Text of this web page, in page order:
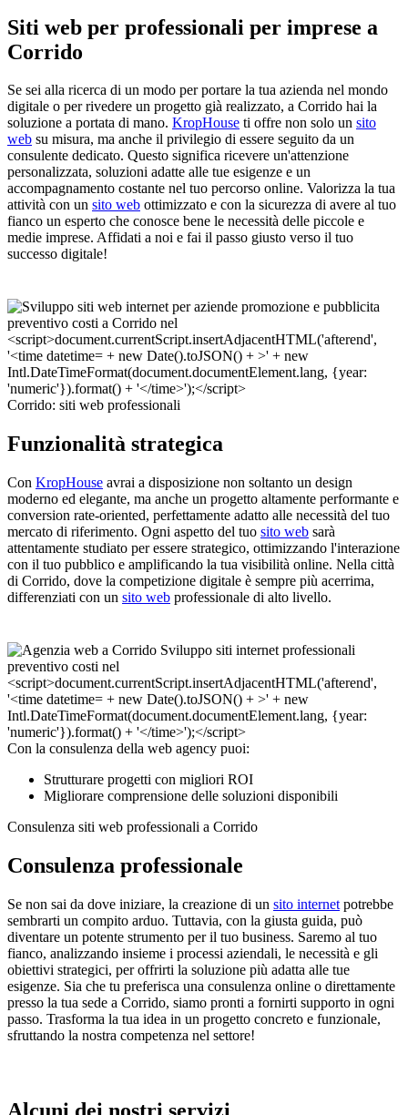
Siti web per professionali per imprese a
Corrido
Se sei alla ricerca di un modo per portare la tua azienda nel mondo
digitale o per rivedere un progetto già realizzato, a Corrido hai la
soluzione a portata di mano. KropHouse ti offre non solo un sito
web su misura, ma anche il privilegio di essere seguito da un
consulente dedicato. Questo significa ricevere un'attenzione
personalizzata, soluzioni adatte alle tue esigenze e un
accompagnamento costante nel tuo percorso online. Valorizza la tua
attività con un sito web ottimizzato e con la sicurezza di avere al tuo
fianco un esperto che conosce bene le necessità delle piccole e
medie imprese. Affidati a noi e fai il passo giusto verso il tuo
successo digitale!
Corrido: siti web professionali
Funzionalità strategica
Con KropHouse avrai a disposizione non soltanto un design
moderno ed elegante, ma anche un progetto altamente performante e
conversion rate-oriented, perfettamente adatto alle necessità del tuo
mercato di riferimento. Ogni aspetto del tuo sito web sarà
attentamente studiato per essere strategico, ottimizzando l'interazione
con il tuo pubblico e amplificando la tua visibilità online. Nella città
di Corrido, dove la competizione digitale è sempre più acerrima,
differenziati con un sito web professionale di alto livello.
Con la consulenza della web agency puoi:
Strutturare progetti con migliori ROI
Migliorare comprensione delle soluzioni disponibili
Consulenza siti web professionali a Corrido
Consulenza professionale
Se non sai da dove iniziare, la creazione di un sito internet potrebbe
sembrarti un compito arduo. Tuttavia, con la giusta guida, può
diventare un potente strumento per il tuo business. Saremo al tuo
fianco, analizzando insieme i processi aziendali, le necessità e gli
obiettivi strategici, per offrirti la soluzione più adatta alle tue
esigenze. Sia che tu preferisca una consulenza online o direttamente
presso la tua sede a Corrido, siamo pronti a fornirti supporto in ogni
passo. Trasforma la tua idea in un progetto concreto e funzionale,
sfruttando la nostra competenza nel settore!